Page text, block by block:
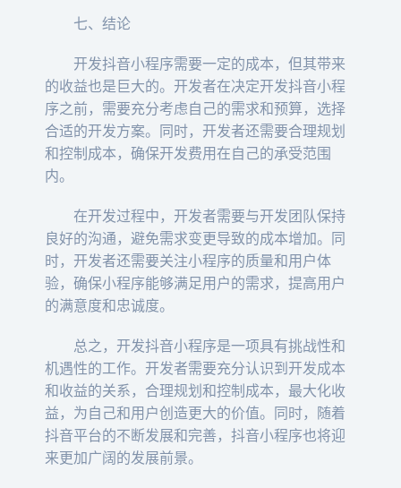
七、结论
开发抖音小程序需要一定的成本，但其带来
的收益也是巨大的。开发者在决定开发抖音小程
序之前，需要充分考虑自己的需求和预算，选择
合适的开发方案。同时，开发者还需要合理规划
和控制成本，确保开发费用在自己的承受范围
内。
在开发过程中，开发者需要与开发团队保持
良好的沟通，避免需求变更导致的成本增加。同
时，开发者还需要关注小程序的质量和用户体
验，确保小程序能够满足用户的需求，提高用户
的满意度和忠诚度。
总之，开发抖音小程序是一项具有挑战性和
机遇性的工作。开发者需要充分认识到开发成本
和收益的关系，合理规划和控制成本，最大化收
益，为自己和用户创造更大的价值。同时，随着
抖音平台的不断发展和完善，抖音小程序也将迎
来更加广阔的发展前景。